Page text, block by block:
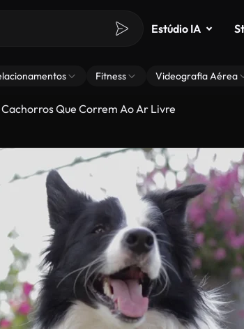
Estúdio IA
Fitness Videografia Aérea
Cachorros Que Correm Ao Ar Livre